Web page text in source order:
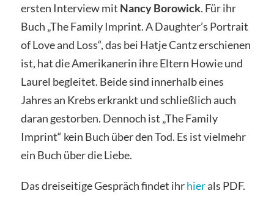
ersten Interview mit Nancy Borowick. Für ihr
Buch „The Family Imprint. A Daughter’s Portrait
of Love and Loss“, das bei Hatje Cantz erschienen
ist, hat die Amerikanerin ihre Eltern Howie und
Laurel begleitet. Beide sind innerhalb eines
Jahres an Krebs erkrankt und schließlich auch
daran gestorben. Dennoch ist „The Family
Imprint“ kein Buch über den Tod. Es ist vielmehr
ein Buch über die Liebe.
Das dreiseitige Gespräch findet ihrhierals PDF.